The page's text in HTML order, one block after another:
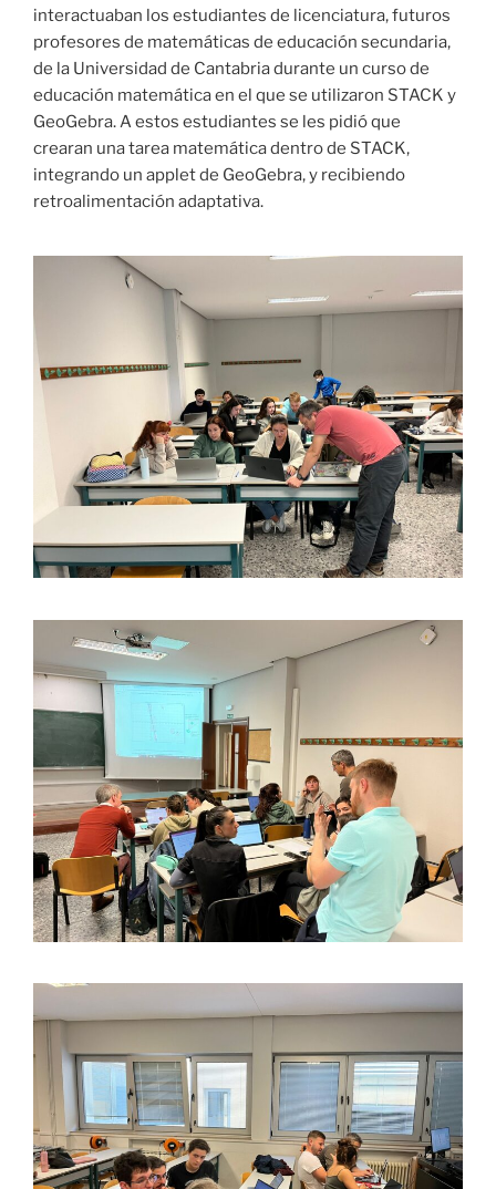
interactuaban los estudiantes de licenciatura, futuros
profesores de matemáticas de educación secundaria,
de la Universidad de Cantabria durante un curso de
educación matemática en el que se utilizaron STACK y
GeoGebra. A estos estudiantes se les pidió que
crearan una tarea matemática dentro de STACK,
integrando un applet de GeoGebra, y recibiendo
retroalimentación adaptativa.